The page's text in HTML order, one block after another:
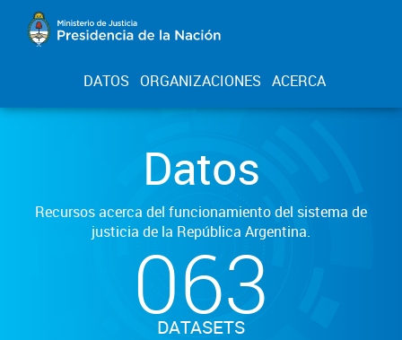
DATOS ORGANIZACIONES ACERCA
Datos
Recursos acerca del funcionamiento del sistema de
justicia de la República Argentina.
063
DATASETS